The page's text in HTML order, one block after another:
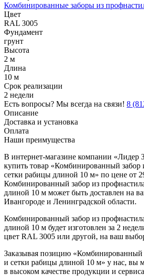
Комбинированные заборы из
Цвет
RAL 3005
Фундамент
грунт
Высота
2 м
Длина
10 м
Срок реализации
2 недели
Есть вопросы? Мы всегда на связи! 8
Описание
Доставка и установка
Оплата
Наши преимущества
В интернет-магазине компании «Лидер
купить товар «Комбинированный забор
сетки рабицы длиной 10 м» по цене от
Комбинированный забор из
длиной 10 м может быть доставлен на
Ивангороде и Ленинградской области.
Комбинированный забор из
длиной 10 м будет изготовлен за 2
цвет RAL 3005 или другой, на ваш
Заказывая позицию «Комбинированный
и сетки рабицы длиной 10 м» у нас, вы
в высоком качестве продукции и